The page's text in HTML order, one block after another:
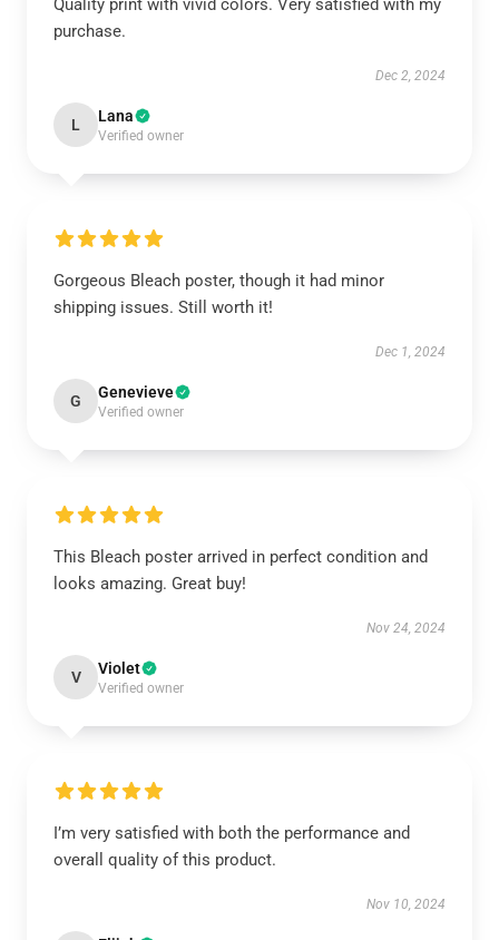
Quality print with vivid colors. Very satisfied with my
purchase.
Dec 2, 2024
L Lana
Verified owner
Gorgeous Bleach poster, though it had minor
shipping issues. Still worth it!
Dec 1, 2024
G Genevieve
Verified owner
This Bleach poster arrived in perfect condition and
looks amazing. Great buy!
Nov 24, 2024
V Violet
Verified owner
I’m very satisfied with both the performance and
overall quality of this product.
Nov 10, 2024